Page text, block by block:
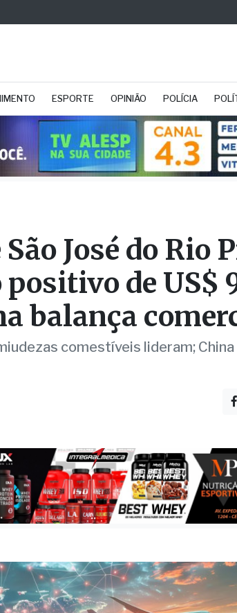
ESPORTE OPINIÃO POLÍCIA
José do Rio
de US$
balança